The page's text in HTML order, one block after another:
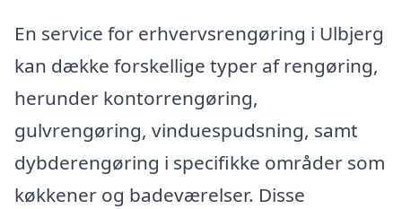
En service for erhvervsrengøring i Ulbjerg
kan dække forskellige typer af rengøring,
herunder kontorrengøring,
gulvrengøring, vinduespudsning, samt
dybderengøring i specifikke områder som
køkkener og badeværelser. Disse